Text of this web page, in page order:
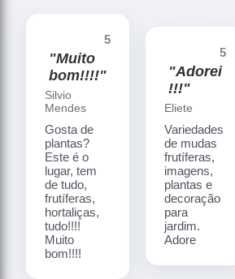
5
"Muito
bom!!!!"
Silvio
Mendes
Gosta de
plantas?
Este é o
lugar, tem
de tudo,
frutíferas,
hortaliças,
tudo!!!!
Muito
bom!!!!
5
"Adorei
!!!"
Eliete
Variedades
de mudas
frutíferas,
imagens,
plantas e
decoração
para
jardim.
Adore